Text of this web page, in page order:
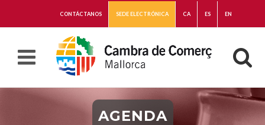
CONTÁCTANOS SEDE ELECTRÓNICA CA ES EN
AGENDA